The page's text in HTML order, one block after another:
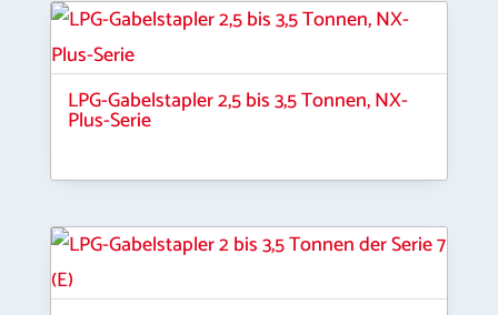
LPG-Gabelstapler 2,5 bis 3,5 Tonnen, NX-
Plus-Serie